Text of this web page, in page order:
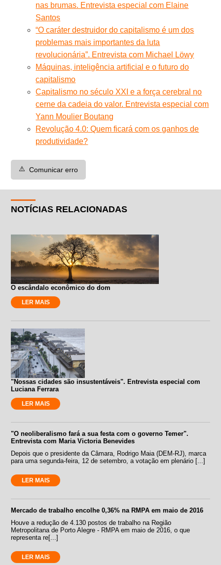
nas brumas. Entrevista especial com Elaine
Santos
“O caráter destruidor do capitalismo é um dos
problemas mais importantes da luta
revolucionária”. Entrevista com Michael Löwy
Máquinas, inteligência artificial e o futuro do
capitalismo
Capitalismo no século XXI e a força cerebral no
cerne da cadeia do valor. Entrevista especial com
Yann Moulier Boutang
Revolução 4.0: Quem ficará com os ganhos de
produtividade?
⚠️ Comunicar erro
NOTÍCIAS RELACIONADAS
O escândalo econômico do dom
LER MAIS
"Nossas cidades são insustentáveis". Entrevista especial com
Luciana Ferrara
LER MAIS
"O neoliberalismo fará a sua festa com o governo Temer".
Entrevista com Maria Victoria Benevides
Depois que o presidente da Câmara, Rodrigo Maia (DEM-RJ), marca
para uma segunda-feira, 12 de setembro, a votação em plenário [...]
LER MAIS
Mercado de trabalho encolhe 0,36% na RMPA em maio de 2016
Houve a redução de 4.130 postos de trabalho na Região
Metropolitana de Porto Alegre - RMPA em maio de 2016, o que
representa re[...]
LER MAIS